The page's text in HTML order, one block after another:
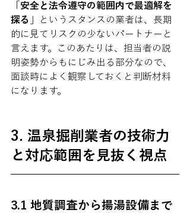
安全と法令遵守の範囲内で最適解を
探る
」というスタンスの業者は、長期
的に見てリスクの少ないパートナーと
言えます。このあたりは、担当者の説
明姿勢からもにじみ出る部分なので、
面談時によく観察しておくと判断材料
になります。
3. 温泉掘削業者の技術力
と対応範囲を見抜く視点
3.1 地質調査から揚湯設備まで